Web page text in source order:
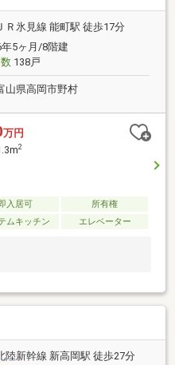
ＪＲ氷見線 能町駅 徒歩17分
5ヶ月/8階建
138戸
山県高岡市野村
万円
2
入居可
所有権
ムキッチン エレベーター
陸新幹線 新高岡駅 徒歩27分